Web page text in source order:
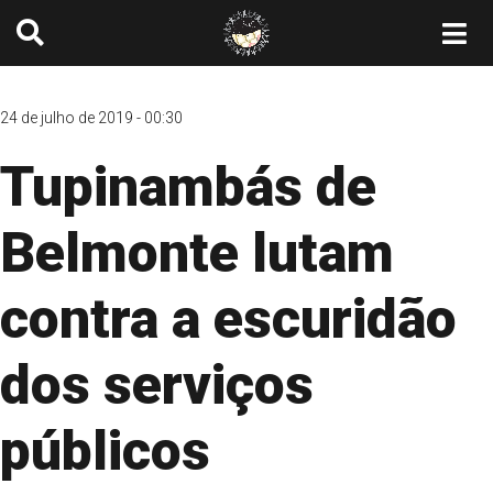
24 de julho de 2019 - 00:30
Tupinambás de
Belmonte lutam
contra a escuridão
dos serviços
públicos